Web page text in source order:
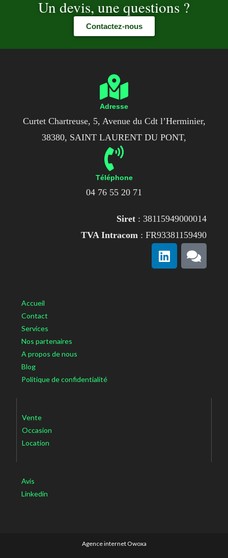
Un devis, une questions ?
Contactez-nous
Adresse
Curtet Chartreuse, 5, Avenue du Cdt l’Herminier,
38380, SAINT LAURENT DU PONT,
Téléphone
04 76 55 20 71
Siret: 38115949000014
TVA Intracom: FR93381159490
Accueil
Contact
Services
Nos partenaires
A propos de nous
Blog
Politique de confidentialité
Vente
Occasion
Location
Avis
Linkedin
Agence internet Owoxa